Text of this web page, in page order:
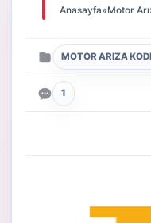
Anasayfa»Motor
MOTOR ARIZA
1